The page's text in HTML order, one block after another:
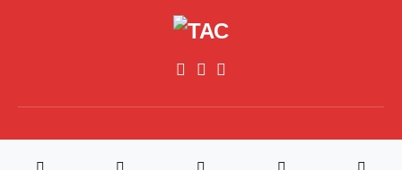
Desenvolvimento
RM4 Tech